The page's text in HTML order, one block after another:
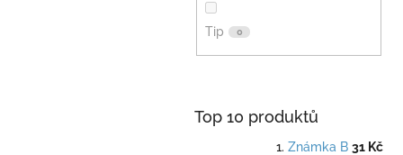
Tip 0
Top 10 produktů
Známka B 31 Kč